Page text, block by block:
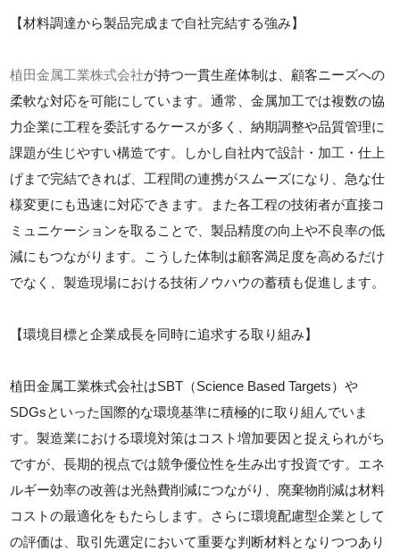
【材料調達から製品完成まで自社完結する強み】
植田金属工業株式会社が持つ一貫生産体制は、顧客ニーズへの
柔軟な対応を可能にしています。通常、金属加工では複数の協
力企業に工程を委託するケースが多く、納期調整や品質管理に
課題が生じやすい構造です。しかし自社内で設計・加工・仕上
げまで完結できれば、工程間の連携がスムーズになり、急な仕
様変更にも迅速に対応できます。また各工程の技術者が直接コ
ミュニケーションを取ることで、製品精度の向上や不良率の低
減にもつながります。こうした体制は顧客満足度を高めるだけ
でなく、製造現場における技術ノウハウの蓄積も促進します。
【環境目標と企業成長を同時に追求する取り組み】
植田金属工業株式会社はSBT（Science Based Targets）や
SDGsといった国際的な環境基準に積極的に取り組んでいま
す。製造業における環境対策はコスト増加要因と捉えられがち
ですが、長期的視点では競争優位性を生み出す投資です。エネ
ルギー効率の改善は光熱費削減につながり、廃棄物削減は材料
コストの最適化をもたらします。さらに環境配慮型企業として
の評価は、取引先選定において重要な判断材料となりつつあり